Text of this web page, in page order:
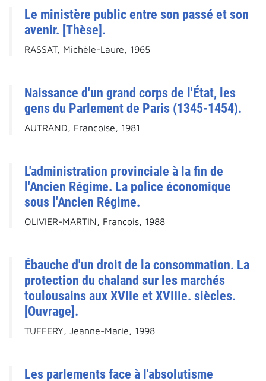
Le ministère public entre son passé et son
avenir. [Thèse].
RASSAT, Michèle-Laure, 1965
Naissance d'un grand corps de l'État, les
gens du Parlement de Paris (1345-1454).
AUTRAND, Françoise, 1981
L'administration provinciale à la fin de
l'Ancien Régime. La police économique
sous l'Ancien Régime.
OLIVIER-MARTIN, François, 1988
Ébauche d'un droit de la consommation. La
protection du chaland sur les marchés
toulousains aux XVIIe et XVIIIe. siècles.
[Ouvrage].
TUFFERY, Jeanne-Marie, 1998
Les parlements face à l'absolutisme